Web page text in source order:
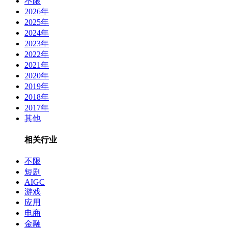
2026年
2025年
2024年
2023年
2022年
2021年
2020年
2019年
2018年
2017年
其他
相关行业
不限
短剧
AIGC
游戏
应用
电商
金融